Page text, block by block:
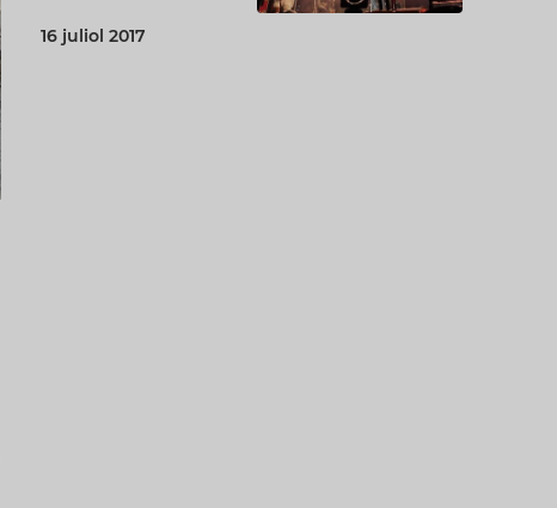
16 juliol 2017